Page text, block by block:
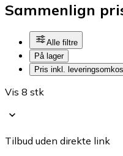
Sammenlign
Alle filtre
På lager
Pris inkl.
Vis 8 stk
Tilbud uden direkte link